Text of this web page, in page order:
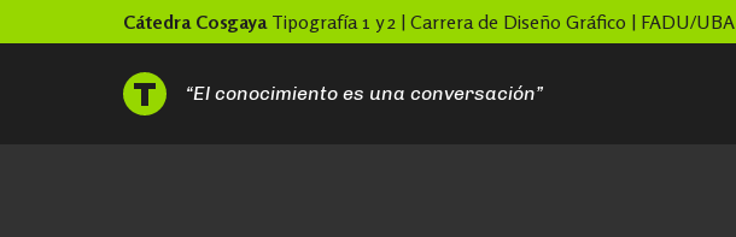
Skip
to
Cátedra CosgayaTipografía 1 y 2 | Carrera de Diseño Gráfico | FADU/UBA
“El conocimiento es una conversación”